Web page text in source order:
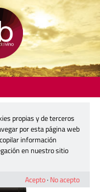
propias y de terceros
por esta página web
información
en nuestro sitio
Acepto· No acepto